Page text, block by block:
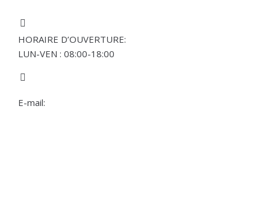
HORAIRE D’OUVERTURE:
LUN-VEN : 08:00-18:00
E-mail: